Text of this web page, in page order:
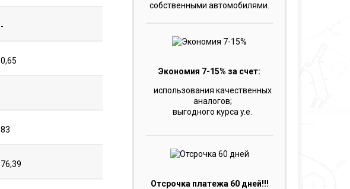
-
0,65
83
76,39
собственными автомобилями.
Экономия 7-15% за счет:
использования качественных
аналогов;
выгодного курса y.e.
Отсрочка платежа 60 дней!!!